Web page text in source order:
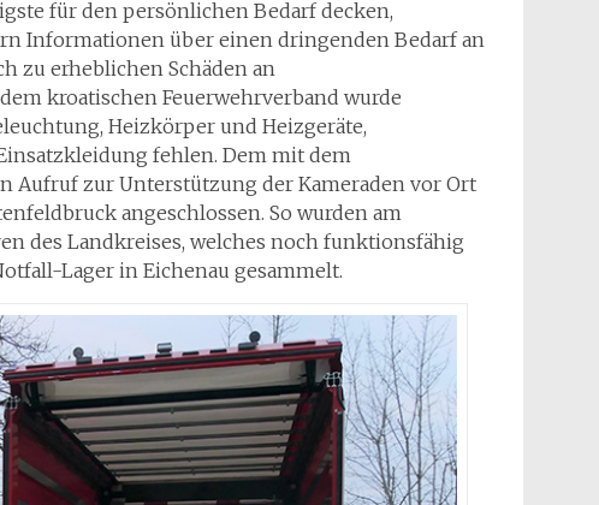
für den persönlichen Bedarf decken,
Informationen über einen dringenden Bedarf an
zu erheblichen Schäden an
kroatischen Feuerwehrverband wurde
Heizkörper und Heizgeräte,
fehlen. Dem mit dem
zur Unterstützung der Kameraden vor Ort
angeschlossen. So wurden am
des Landkreises, welches noch funktionsfähig
Lager in Eichenau gesammelt.